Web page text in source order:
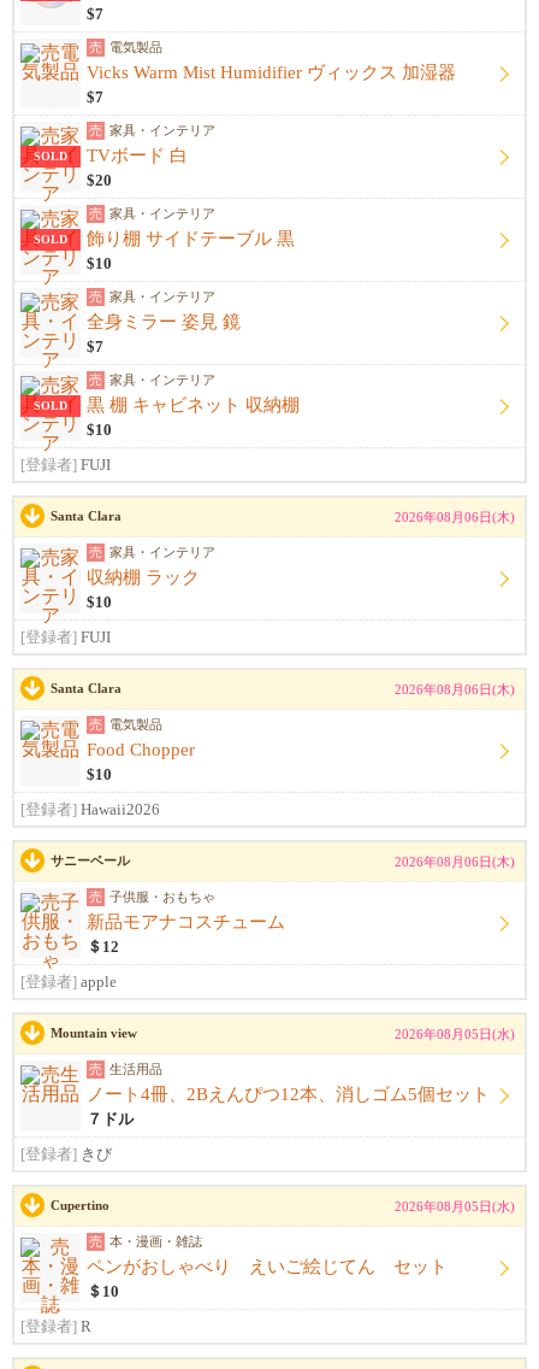
$7
売 電気製品
Vicks Warm Mist Humidifier ヴィックス 加湿器
$7
SOLD
売 家具・インテリア
TVボード 白
$20
SOLD
売 家具・インテリア
飾り棚 サイドテーブル 黒
$10
売 家具・インテリア
全身ミラー 姿見 鏡
$7
SOLD
売 家具・インテリア
黒 棚 キャビネット 収納棚
$10
[登録者] FUJI
Santa Clara 2026年08月06日(木)
売 家具・インテリア
収納棚 ラック
$10
[登録者] FUJI
Santa Clara 2026年08月06日(木)
売 電気製品
Food Chopper
$10
[登録者] Hawaii2026
サニーベール 2026年08月06日(木)
売 子供服・おもちゃ
新品モアナコスチューム
＄12
[登録者] apple
Mountain view 2026年08月05日(水)
売 生活用品
ノート4冊、2Bえんぴつ12本、消しゴム5個セット
７ドル
[登録者] きび
Cupertino 2026年08月05日(水)
売 本・漫画・雑誌
ペンがおしゃべり えいご絵じてん セット
＄10
[登録者] R